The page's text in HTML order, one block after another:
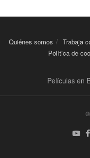
Quiénes somos Trabaja
Política de
Películas en